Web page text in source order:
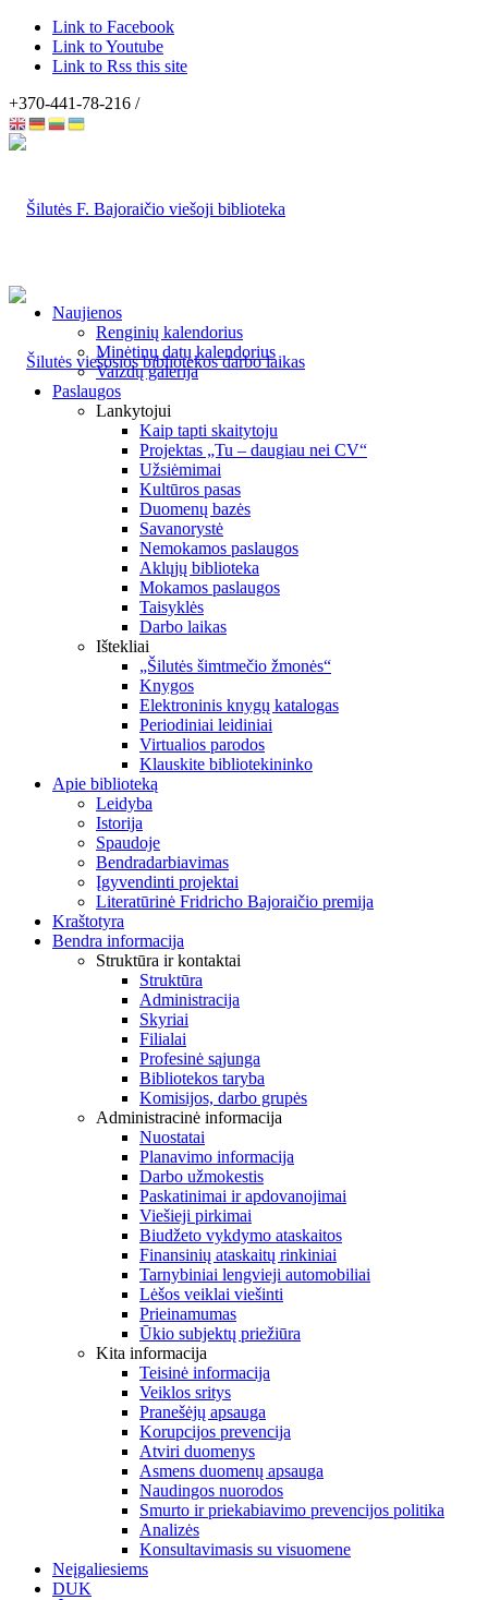
Link to Facebook
Link to Youtube
Link to Rss this site
+370-441-78-216 /
Naujienos
Renginių kalendorius
Minėtinų datų kalendorius
Vaizdų galerija
Paslaugos
Lankytojui
Kaip tapti skaitytoju
Projektas „Tu – daugiau nei CV“
Užsiėmimai
Kultūros pasas
Duomenų bazės
Savanorystė
Nemokamos paslaugos
Aklųjų biblioteka
Mokamos paslaugos
Taisyklės
Darbo laikas
Ištekliai
„Šilutės šimtmečio žmonės“
Knygos
Elektroninis knygų katalogas
Periodiniai leidiniai
Virtualios parodos
Klauskite bibliotekininko
Apie biblioteką
Leidyba
Istorija
Spaudoje
Bendradarbiavimas
Įgyvendinti projektai
Literatūrinė Fridricho Bajoraičio premija
Kraštotyra
Bendra informacija
Struktūra ir kontaktai
Struktūra
Administracija
Skyriai
Filialai
Profesinė sąjunga
Bibliotekos taryba
Komisijos, darbo grupės
Administracinė informacija
Nuostatai
Planavimo informacija
Darbo užmokestis
Paskatinimai ir apdovanojimai
Viešieji pirkimai
Biudžeto vykdymo ataskaitos
Finansinių ataskaitų rinkiniai
Tarnybiniai lengvieji automobiliai
Lėšos veiklai viešinti
Prieinamumas
Ūkio subjektų priežiūra
Kita informacija
Teisinė informacija
Veiklos sritys
Pranešėjų apsauga
Korupcijos prevencija
Atviri duomenys
Asmens duomenų apsauga
Naudingos nuorodos
Smurto ir priekabiavimo prevencijos politika
Analizės
Konsultavimasis su visuomene
Neįgaliesiems
DUK